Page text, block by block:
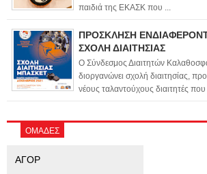
παιδιά της ΕΚΑΣΚ που ...
ΠΡΟΣΚΛΗΣΗ
ΣΧΟΛΗ ΔΙΑΙΤΗΣΙΑΣ
Ο Σύνδεσμος Διαιτητών
διοργανώνει σχολή διαιτησίας,
νέους ταλαντούχους διαιτητές που
ΟΜΑΔΕΣ
ΑΓΟΡ